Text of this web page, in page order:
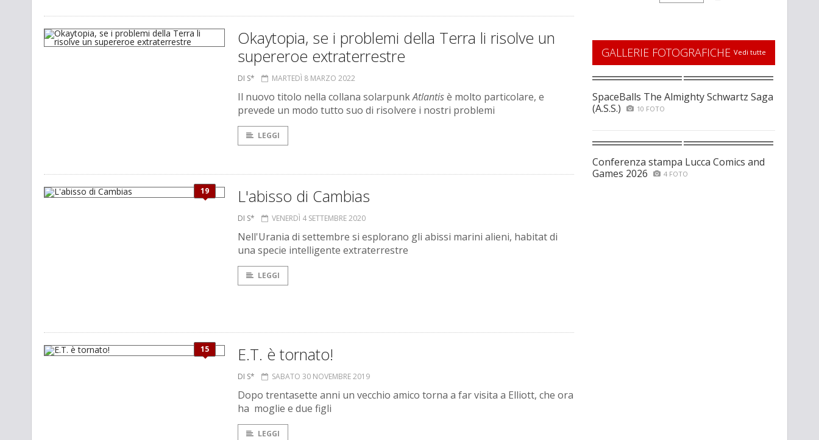
Okaytopia, se i problemi della Terra li risolve un
supereroe extraterrestre
DI S* MARTEDÌ 8 MARZO 2022
Il nuovo titolo nella collana solarpunkAtlantisè molto particolare, e
prevede un modo tutto suo di risolvere i nostri problemi
LEGGI
19 L'abisso di Cambias
DI S* VENERDÌ 4 SETTEMBRE 2020
Nell'Urania di settembre si esplorano gli abissi marini alieni, habitat di
una specie intelligente extraterrestre
LEGGI
15 E.T. è tornato!
DI S* SABATO 30 NOVEMBRE 2019
Dopo trentasette anni un vecchio amico torna a far visita a Elliott, che ora
ha moglie e due figli
LEGGI
GALLERIE FOTOGRAFICHE Vedi tutte
SpaceBalls The Almighty Schwartz Saga
(A.S.S.)
10 FOTO
Conferenza stampa Lucca Comics and
Games 2026
4 FOTO